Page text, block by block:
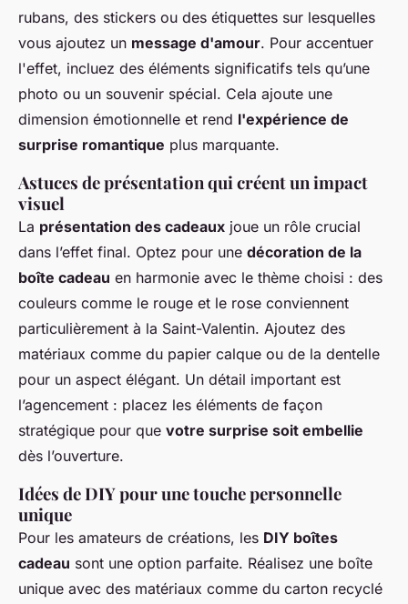
rubans, des stickers ou des étiquettes sur lesquelles
vous ajoutez un message d'amour. Pour accentuer
l'effet, incluez des éléments significatifs tels qu’une
photo ou un souvenir spécial. Cela ajoute une
dimension émotionnelle et rend l'expérience de
surprise romantique plus marquante.
Astuces de présentation qui créent un impact
visuel
La présentation des cadeaux joue un rôle crucial
dans l’effet final. Optez pour une décoration de la
boîte cadeau en harmonie avec le thème choisi : des
couleurs comme le rouge et le rose conviennent
particulièrement à la Saint-Valentin. Ajoutez des
matériaux comme du papier calque ou de la dentelle
pour un aspect élégant. Un détail important est
l’agencement : placez les éléments de façon
stratégique pour que votre surprise soit embellie
dès l’ouverture.
Idées de DIY pour une touche personnelle
unique
Pour les amateurs de créations, les DIY boîtes
cadeau sont une option parfaite. Réalisez une boîte
unique avec des matériaux comme du carton recyclé